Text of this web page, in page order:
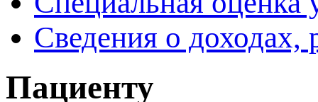
Сведения о доходах,
Пациенту